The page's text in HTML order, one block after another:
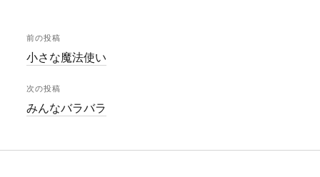
前の投稿
小さな魔法使い
次の投稿
みんなバラバラ